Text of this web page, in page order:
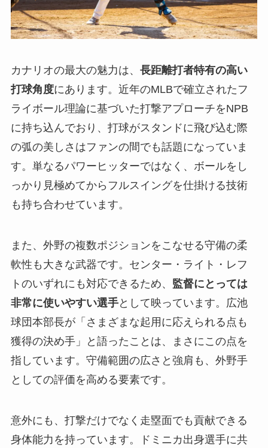
カナリオの最大の魅力は、 長距離打者特有の高い
打球角度にあります。近年のMLBで確立されたフ
ライボール理論に基づいた打撃アプローチをNPB
に持ち込んでおり、打球がスタンドに飛び込む際
の弧の美しさはファンの間でも話題になっていま
す。単なるパワーヒッターではなく、ボールをし
っかり見極めてからフルスイングを仕掛ける技術
も持ち合わせています。
また、外野の複数ポジションをこなせる守備の柔
軟性も大きな武器です。センター・ライト・レフ
トのいずれにも対応できるため、 監督にとっては
非常に使いやすい選手として映っています。広池
球団本部長が「さまざまな起用に応えられる点も
獲得の決め手」と語ったことは、まさにこの点を
指しています。守備範囲の広さと強肩も、外野手
としての評価を高める要素です。
意外にも、打撃だけでなく走塁面でも貢献できる
身体能力を持っています。ドミニカ出身選手に共